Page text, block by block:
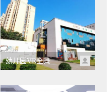
幼儿园VR全景